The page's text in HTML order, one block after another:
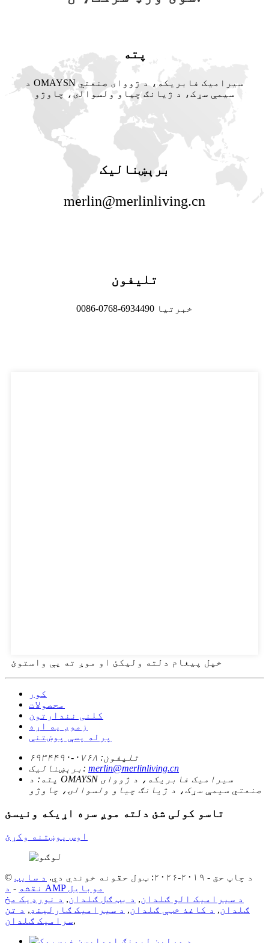
پته
د OMAYSN سیرامیک فابریکه، د ژووای صنعتي
سیمې سړک، د ژیانګ چیاو ولسوالۍ، چاوژو
برېښنالیک
merlin@merlinliving.cn
تلیفون
0086-0768-6934490 خبرتیا
خپل پیغام دلته ولیکئ او موږ ته یې واستوئ
کور
محصولات
کلنی نندارتون
زموږ په اړه
پرله پسې پوښتنې
تلیفون: ۰۷۶۸-۶۹۳۴۴۹۰
برېښنالیک: merlin@merlinliving.cn
پته: د OMAYSN سیرامیک فابریکه، د ژووای
صنعتي سیمې سړک، د ژیانګ چیاو ولسوالۍ، چاوژو
تاسو کولی شئ دلته موږ سره اړیکه ونیسئ
اوس پوښتنه وکړئ
© د چاپ حق - ۲۰۱۹-۲۰۲۶: ټول حقونه خوندي دي.
د سایټ
نقشه -
د AMP موبایل
د سیرامیک الو ګلدان, د بټ ګل ګلدان, د نورډیک مخ
ګلدان, د کاغذ خټې ګلدان, د سیرامیک ګارلینډ, د تن
سرامیک ګلدان,